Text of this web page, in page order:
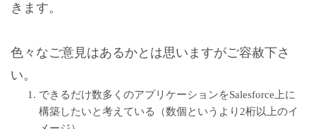
きます。
色々なご意見はあるかとは思いますがご容赦下さ
い。
できるだけ数多くのアプリケーションをSalesforce上に
構築したいと考えている（数個というより2桁以上のイ